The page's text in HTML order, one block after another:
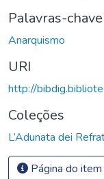
Palavras-chave
Anarquismo
URI
http://
Coleções
L’Adunata dei
Página do